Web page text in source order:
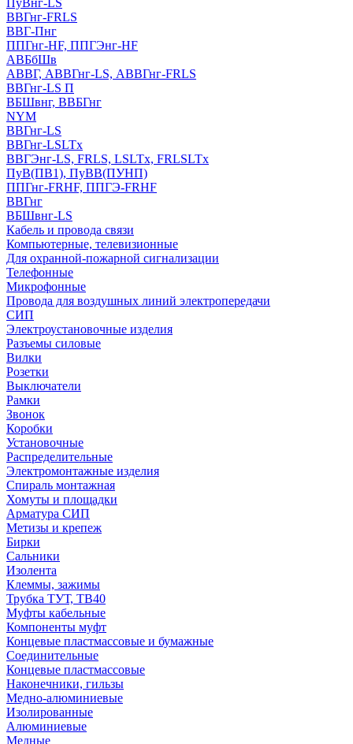
ПуВнг-LS
ВВГнг-FRLS
ВВГ-Пнг
ППГнг-HF, ППГЭнг-HF
АВБбШв
АВВГ, АВВГнг-LS, АВВГнг-FRLS
ВВГнг-LS П
ВБШвнг, ВВБГнг
NYM
ВВГнг-LS
ВВГнг-LSLTx
ВВГЭнг-LS, FRLS, LSLTx, FRLSLTx
ПуВ(ПВ1), ПуВВ(ПУНП)
ППГнг-FRHF, ППГЭ-FRHF
ВВГнг
ВБШвнг-LS
Кабель и провода связи
Компьютерные, телевизионные
Для охранной-пожарной сигнализации
Телефонные
Микрофонные
Провода для воздушных линий электропередачи
СИП
Электроустановочные изделия
Разъемы силовые
Вилки
Розетки
Выключатели
Рамки
Звонок
Коробки
Установочные
Распределительные
Электромонтажные изделия
Спираль монтажная
Хомуты и площадки
Арматура СИП
Метизы и крепеж
Бирки
Сальники
Изолента
Клеммы, зажимы
Трубка ТУТ, ТВ40
Муфты кабельные
Компоненты муфт
Концевые пластмассовые и бумажные
Соединительные
Концевые пластмассовые
Наконечники, гильзы
Медно-алюминиевые
Изолированные
Алюминиевые
Медные